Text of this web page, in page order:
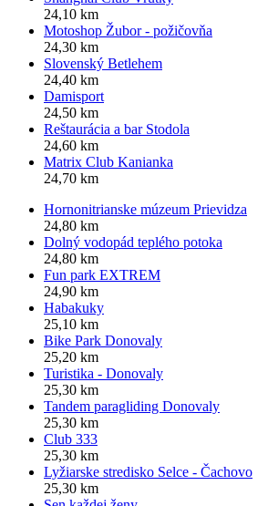
24,10 km
Motoshop Žubor - požičovňa
24,30 km
Slovenský Betlehem
24,40 km
Damisport
24,50 km
Reštaurácia a bar Stodola
24,60 km
Matrix Club Kanianka
24,70 km
Hornonitrianske múzeum Prievidza
24,80 km
Dolný vodopád teplého potoka
24,80 km
Fun park EXTREM
24,90 km
Habakuky
25,10 km
Bike Park Donovaly
25,20 km
Turistika - Donovaly
25,30 km
Tandem paragliding Donovaly
25,30 km
Club 333
25,30 km
Lyžiarske stredisko Selce - Čachovo
25,30 km